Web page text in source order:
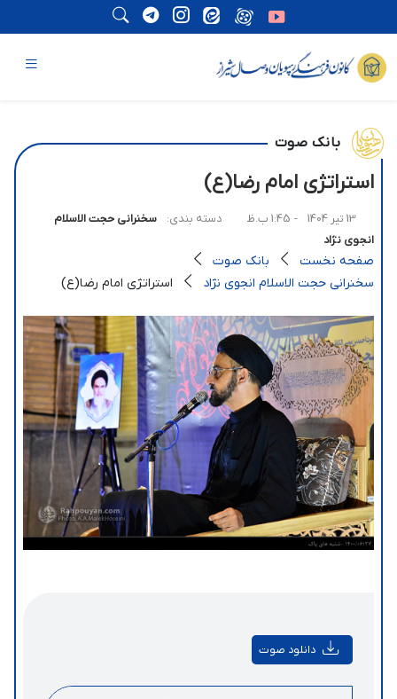
بانک صوت
استراتژی امام رضا(ع)
13 تیر 1404 - 1:45 ب.ظ دسته بندی:
سخنرانی حجت الاسلام
انجوی نژاد
صفحه نخست
بانک صوت
سخنرانی حجت الاسلام انجوی نژاد
استراتژی امام رضا(ع)
دانلود صوت